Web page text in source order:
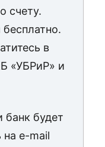
счету.
бесплатно.
в
«УБРиР» и
банк будет
на e-mail